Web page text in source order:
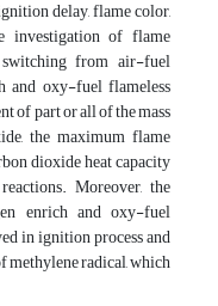
delay, flame color,
of flame
from air-fuel
and oxy-fuel flameless
of part or all of the mass
the maximum flame
dioxide heat capacity
Moreover, the
enrich and oxy-fuel
in ignition process and
radical, which